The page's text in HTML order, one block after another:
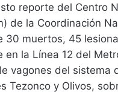
reporte del Centro
de la Coordinación
30 muertos, 45
en la Línea 12 del
vagones del sistema
Tezonco y Olivos,